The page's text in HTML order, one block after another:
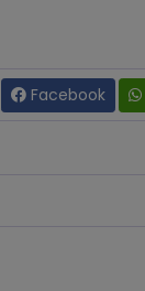
Facebook